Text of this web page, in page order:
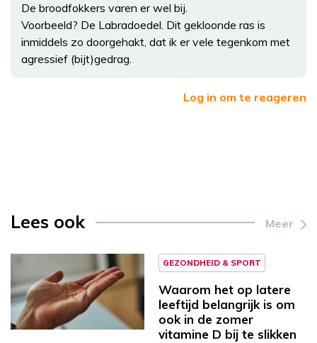
De broodfokkers varen er wel bij.
Voorbeeld? De Labradoedel. Dit gekloonde ras is
inmiddels zo doorgehakt, dat ik er vele tegenkom met
agressief (bijt)gedrag.
Log in om te reageren
Lees ook Meer
GEZONDHEID & SPORT
Waarom het op latere
leeftijd belangrijk is om
ook in de zomer
vitamine D bij te slikken